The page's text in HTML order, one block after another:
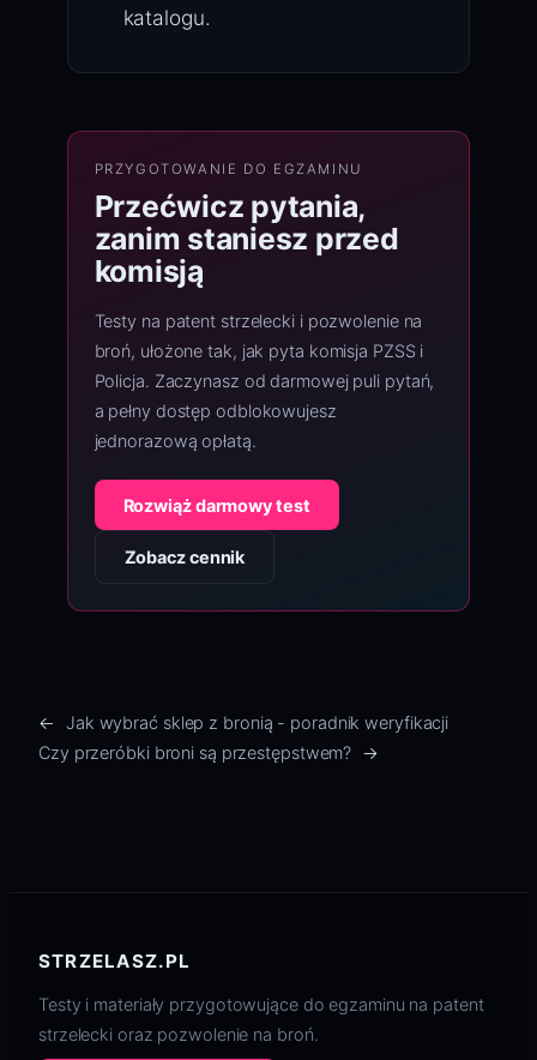
katalogu.
PRZYGOTOWANIE DO EGZAMINU
Przećwicz pytania,
zanim staniesz przed
komisją
Testy na patent strzelecki i pozwolenie na
broń, ułożone tak, jak pyta komisja PZSS i
Policja. Zaczynasz od darmowej puli pytań,
a pełny dostęp odblokowujesz
jednorazową opłatą.
Rozwiąż darmowy test
Zobacz cennik
←
Jak wybrać sklep z bronią - poradnik weryfikacji
Czy przeróbki broni są przestępstwem? →
STRZELASZ.PL
Testy i materiały przygotowujące do egzaminu na patent
strzelecki oraz pozwolenie na broń.